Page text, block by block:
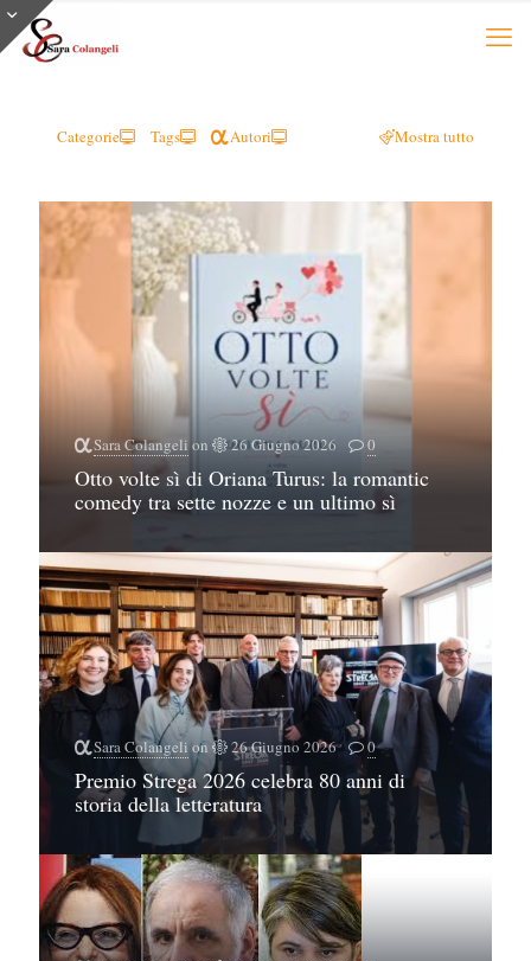
Categorie Tags Autori Mostra tutto
Sara Colangeli on 26 Giugno 2026 0
Otto volte sì di Oriana Turus: la romantic
comedy tra sette nozze e un ultimo sì
Sara Colangeli on 26 Giugno 2026 0
Premio Strega 2026 celebra 80 anni di
storia della letteratura